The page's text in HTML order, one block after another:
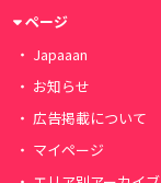
ページ
Japaaan
お知らせ
広告掲載について
マイページ